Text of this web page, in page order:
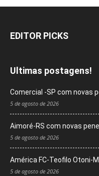
EDITOR PICKS
Ultimas postagens!
Comercial -SP com novas
5 de agosto de 2026
Aimoré-RS com novas
5 de agosto de 2026
América FC-Teofilo Otoni-
5 de agosto de 2026